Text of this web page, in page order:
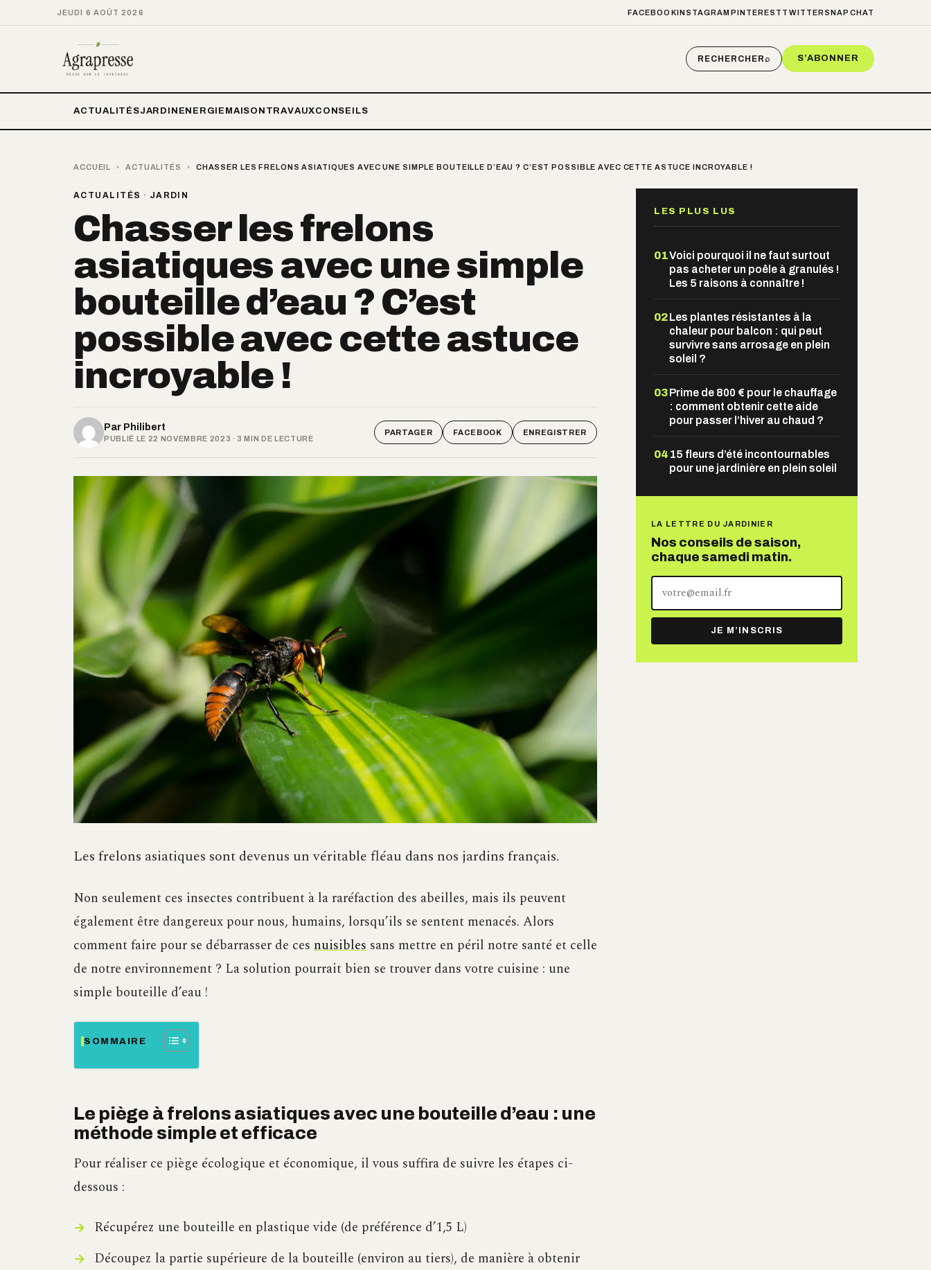
JEUDI 6 AOÛT 2026 FACEBOOKINSTAGRAM PINTEREST TWITTER SNAPCHAT
RECHERCHER⌕ S’ABONNER
ACTUALITÉSJARDIN ENERGIE MAISON TRAVAUXCONSEILS
ACCUEIL › ACTUALITÉS › CHASSER LES FRELONS ASIATIQUES AVEC UNE SIMPLE BOUTEILLE D’EAU ? C’EST POSSIBLE AVEC CETTE ASTUCE INCROYABLE !
ACTUALITÉS · JARDIN
Chasser les frelons
asiatiques avec une simple
bouteille d’eau ? C’est
possible avec cette astuce
incroyable !
Par Philibert
PUBLIÉ LE 22 NOVEMBRE 2023 · 3 MIN DE LECTURE
PARTAGER FACEBOOK ENREGISTRER
Les frelons asiatiques sont devenus un véritable fléau dans nos jardins français.
Non seulement ces insectes contribuent à la raréfaction des abeilles, mais ils peuvent
également être dangereux pour nous, humains, lorsqu’ils se sentent menacés. Alors
comment faire pour se débarrasser de ces nuisibles sans mettre en péril notre santé et celle
de notre environnement ? La solution pourrait bien se trouver dans votre cuisine : une
simple bouteille d’eau !
SOMMAIRE
Le piège à frelons asiatiques avec une bouteille d’eau : une
méthode simple et efficace
Pour réaliser ce piège écologique et économique, il vous suffira de suivre les étapes ci-
dessous :
Récupérez une bouteille en plastique vide (de préférence d’1,5 L)
Découpez la partie supérieure de la bouteille (environ au tiers), de manière à obtenir
LES PLUS LUS
01Voici pourquoi il ne faut surtout
pas acheter un poêle à granulés !
Les 5 raisons à connaître !
02Les plantes résistantes à la
chaleur pour balcon : qui peut
survivre sans arrosage en plein
soleil ?
03Prime de 800 € pour le chauffage
: comment obtenir cette aide
pour passer l’hiver au chaud ?
04 15 fleurs d’été incontournables
pour une jardinière en plein soleil
LA LETTRE DU JARDINIER
Nos conseils de saison,
chaque samedi matin.
adresse
mail
JE M’INSCRIS